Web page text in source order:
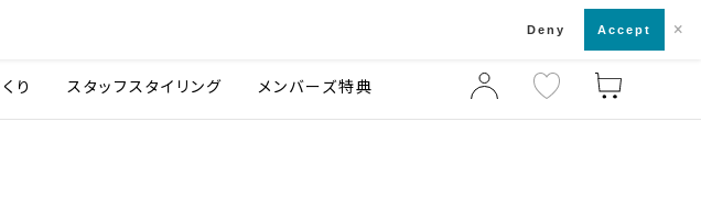
店舗一覧・来店予約
り スタッフスタイリング メンバーズ特典
Deny Accept ×